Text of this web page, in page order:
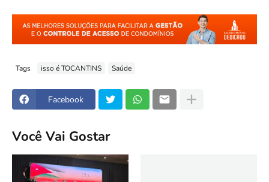
Tags isso é TOCANTINS Saúde
Facebook
Você Vai Gostar